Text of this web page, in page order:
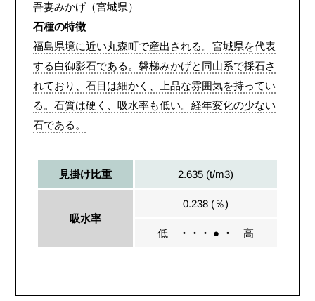
吾妻みかげ（宮城県）
石種の特徴
福島県境に近い丸森町で産出される。宮城県を代表
する白御影石である。磐梯みかげと同山系で採石さ
れており、石目は細かく、上品な雰囲気を持ってい
る。石質は硬く、吸水率も低い。経年変化の少ない
石である。
見掛け比重 2.635 (t/m3)
吸水率
0.238 (％)
低 ・・・ ● ・ 高